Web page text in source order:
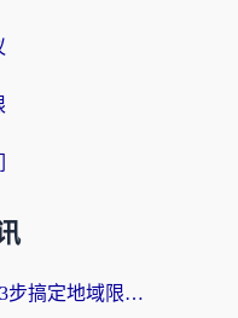
咪咕在海外怎么看直播？3步搞定地域限制，还能畅看腾讯视频与国内热剧